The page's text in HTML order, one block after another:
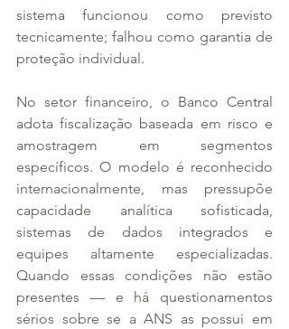
sistema funcionou como previsto
tecnicamente; falhou como garantia de
proteção individual.
No setor financeiro, o Banco Central
adota fiscalização baseada em risco e
amostragem em segmentos
específicos. O modelo é reconhecido
internacionalmente, mas pressupõe
capacidade analítica sofisticada,
sistemas de dados integrados e
equipes altamente especializadas.
Quando essas condições não estão
presentes — e há questionamentos
sérios sobre se a ANS as possui em